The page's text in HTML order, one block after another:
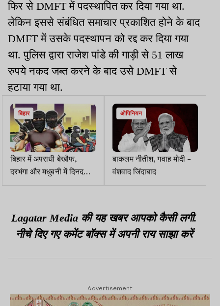
फिर से DMFT में पदस्थापित कर दिया गया था.
लेकिन इससे संबंधित समाचार प्रकाशित होने के बाद
DMFT में उसके पदस्थापन को रद्द कर दिया गया
था. पुलिस द्वारा राजेश पांडे की गाड़ी से 51 लाख
रुपये नकद जब्त करने के बाद उसे DMFT से
हटाया गया था.
बिहार
बिहार में अपराधी बेखौफ,
दरभंगा और मधुबनी में दिनदहाड़े
11.5 लाख की लूट
ओपिनियन
बाकलम नीतीश, गवाह मोदी -
वंशवाद जिंदाबाद
Lagatar Media की यह खबर आपको कैसी लगी.
नीचे दिए गए कमेंट बॉक्स में अपनी राय साझा करें
Advertisement